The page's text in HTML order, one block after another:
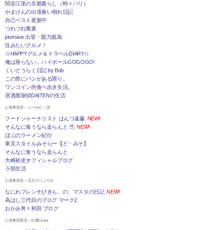
関谷江里の京都暮らし（時々パリ）
やまけんの出張食い倒れ日記
自己ベスト更新中
つれづれ蕎麦
journaux 出挙・親力親為
住みたいグルメ！
☆HAPPYグルメ＆トラベルDIARY☆
俺は座らない。ハイボールGOGOGO!
くいどうらく日記 by Bob
この世にパンがある限り。
ワンコイン的食べ歩き生活。
居酒屋探偵DAITENの生活
お食事処系～らーめん一派
フードジャーナリスト はんつ遠藤 NEW!
そんなに食うなら走らんと 弐 NEW!
ぼぶのラーメン紀行
東京スタイルみそらー【ど・みそ】
そんなに食うなら走らんと
大崎裕史オフィシャルブログ
ラ部生活
お食事処系～店主のつぶやき
なにわフレンチびぎん、の、マスタの日記 NEW!
高はし三代目のブログ マーク2
おかみ丼々和田 ブログ
お食事関連系～牡蠣Oyster